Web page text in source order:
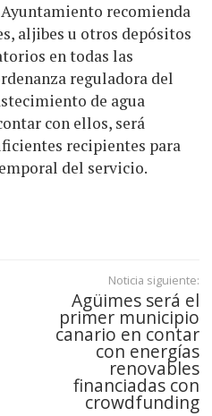
recomienda
aljibes u otros depósitos
en todas las
reguladora del
de agua
con ellos, será
recipientes para
del servicio.
Noticia siguiente:
Agüimes será el
primer municipio
canario en contar
con energías
renovables
financiadas con
crowdfunding